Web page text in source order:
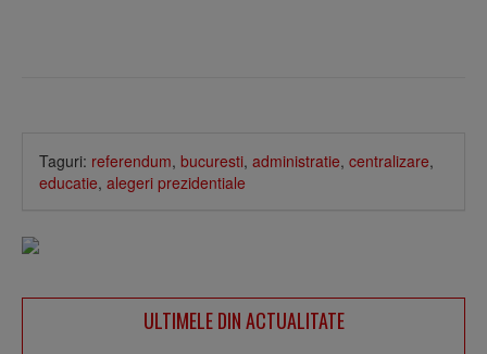
Taguri: referendum, bucuresti, administratie, centralizare,
educatie, alegeri prezidentiale
ULTIMELE DIN ACTUALITATE